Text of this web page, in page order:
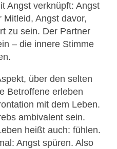
Angst verknüpft: Angst
Mitleid, Angst davor,
zu sein. Der Partner
– die innere Stimme
über den selten
Betroffene erleben
mit dem Leben.
ambivalent sein.
heißt auch: fühlen.
Angst spüren. Also